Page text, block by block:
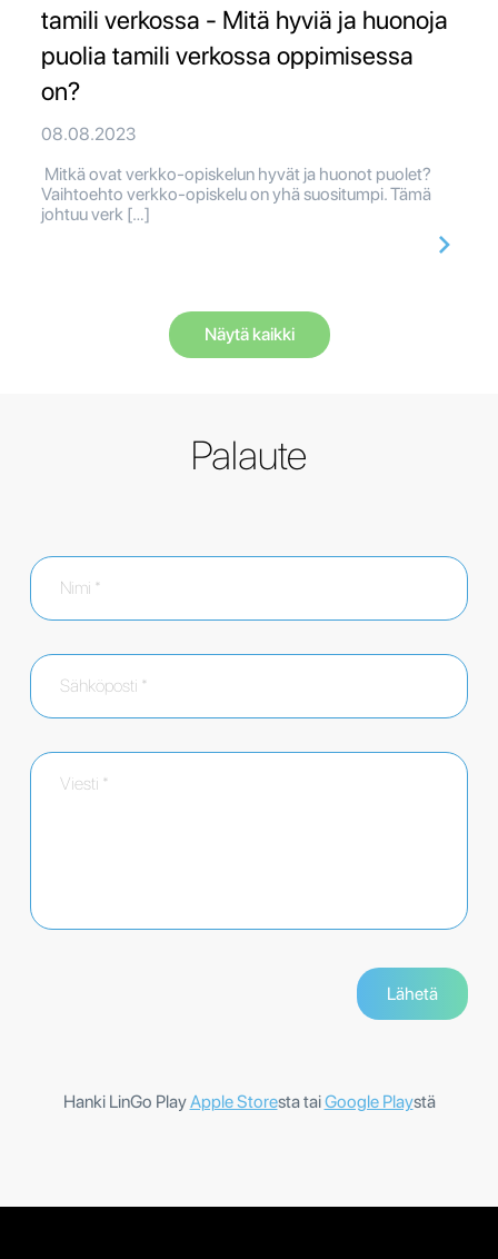
tamili verkossa - Mitä hyviä ja huonoja
puolia tamili verkossa oppimisessa
on?
08.08.2023
Mitkä ovat verkko-opiskelun hyvät ja huonot puolet?
Vaihtoehto verkko-opiskelu on yhä suositumpi. Tämä
johtuu verk […]
Näytä kaikki
Palaute
Hanki LinGo PlayApple Storesta taiGoogle Playstä